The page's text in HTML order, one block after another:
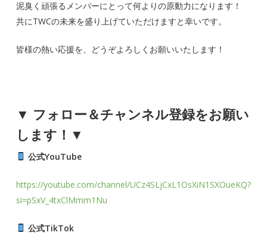
泥臭く頑張るメンバーにとって何よりの原動力になります！
共にTWCの未来を盛り上げていただけますと幸いです。
皆様の熱い応援を、どうぞよろしくお願いいたします！
▼ フォロー＆チャンネル登録をお願い
します！▼
公式YouTube
https://youtube.com/channel/UCz4SLjCxL1OsXiN1SXOueKQ?
si=pSxV_4txClMmm1Nu
公式TikTok